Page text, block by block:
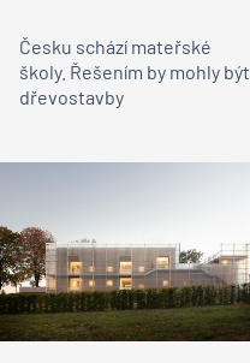
Česku schází mateřské
školy. Řešením by mohly být
dřevostavby